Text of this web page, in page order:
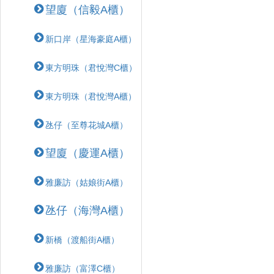
望廈（信毅A櫃）
新口岸（星海豪庭A櫃）
東方明珠（君悅灣C櫃）
東方明珠（君悅灣A櫃）
氹仔（至尊花城A櫃）
望廈（慶運A櫃）
雅廉訪（姑娘街A櫃）
氹仔（海灣A櫃）
新橋（渡船街A櫃）
雅廉訪（富澤C櫃）